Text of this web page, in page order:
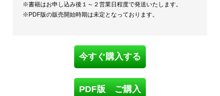
※書籍はお申し込み後１～２営業日程度で発送いたします。
※PDF版の販売開始時期は未定となっております。
今すぐ購入する
PDF版 ご購入